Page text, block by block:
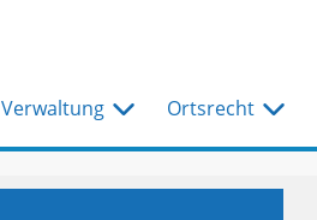
Verwaltung Ortsrecht